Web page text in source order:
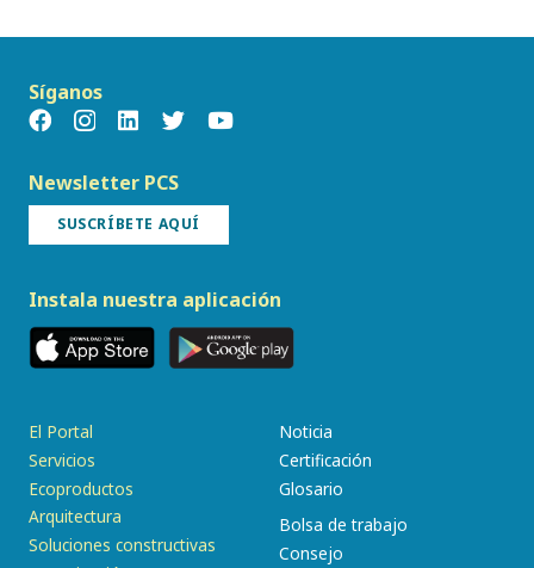
Síganos
Newsletter PCS
SUSCRÍBETE AQUÍ
Instala nuestra aplicación
El Portal
Servicios
Ecoproductos
Arquitectura
Soluciones constructivas
Noticia
Certificación
Glosario
Bolsa de trabajo
Consejo